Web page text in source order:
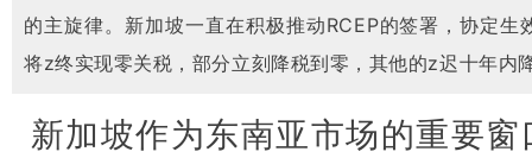
的主旋律。 新加坡一直在积极推动RCEP的签署，协定生
将z终实现零关税，部分立刻降税到零， 其他的z迟十年内
新加坡作为东南亚市场的重要